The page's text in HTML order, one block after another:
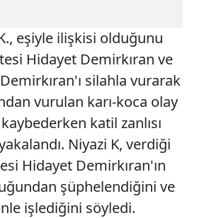
eşiyle ilişkisi olduğunu
Hidayet Demirkıran ve
silahla vurarak
vurulan karı-koca olay
katil zanlısı
Niyazi K, verdiği
Hidayet Demirkıran'ın
şüphelendiğini ve
işlediğini söyledi.